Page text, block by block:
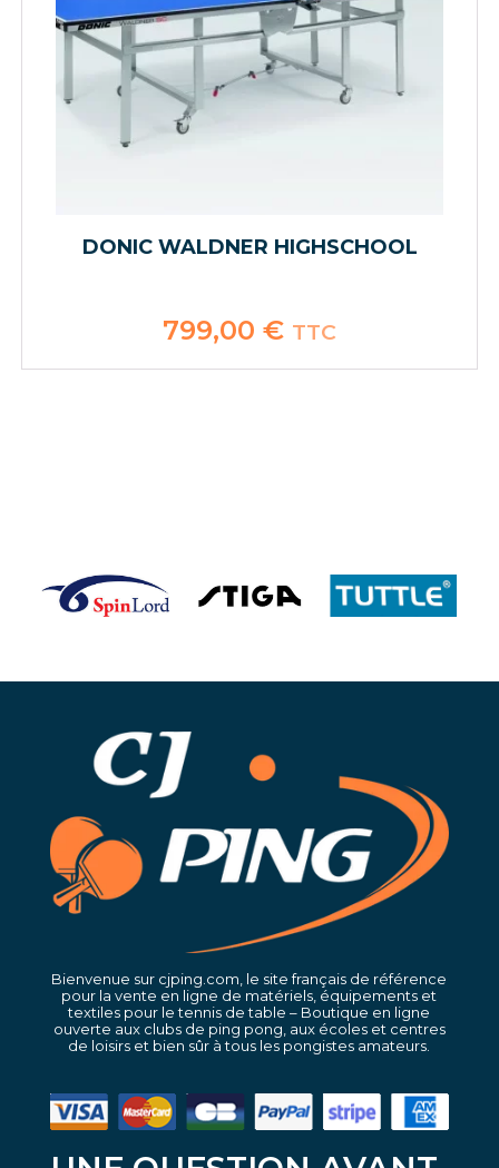
DONIC WALDNER HIGHSCHOOL
799,00 € TTC
Bienvenue sur cjping.com, le site français de référence
pour la vente en ligne de matériels, équipements et
textiles pour le tennis de table – Boutique en ligne
ouverte aux clubs de ping pong, aux écoles et centres
de loisirs et bien sûr à tous les pongistes amateurs.